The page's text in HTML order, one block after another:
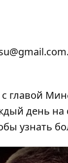
главой
день на
узнать